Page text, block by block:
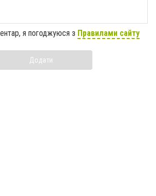
я погоджуюся з Правилами сайту
Додати